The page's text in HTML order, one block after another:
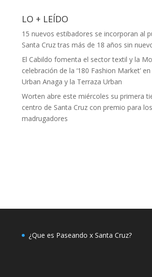
LO + LEÍDO
15 nuevos estibadores se incorporan al
Santa Cruz tras más de 18 años sin
El Cabildo fomenta el sector textil y la
celebración de la ‘180 Fashion Market’
Urban Anaga y la Terraza Urban
Worten abre este miércoles su primera
centro de Santa Cruz con premio para
madrugadores
¿Que es Paseando x Santa Cruz?